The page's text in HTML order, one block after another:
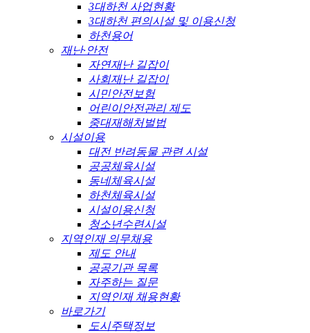
3대하천 사업현황
3대하천 편의시설 및 이용신청
하천용어
재난·안전
자연재난 길잡이
사회재난 길잡이
시민안전보험
어린이안전관리 제도
중대재해처벌법
시설이용
대전 반려동물 관련 시설
공공체육시설
동네체육시설
하천체육시설
시설이용신청
청소년수련시설
지역인재 의무채용
제도 안내
공공기관 목록
자주하는 질문
지역인재 채용현황
바로가기
도시주택정보